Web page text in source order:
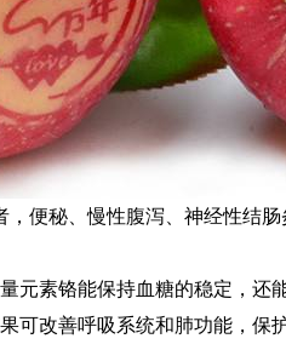
便秘、慢性腹泻、神经性结
元素铬能保持血糖的稳定，还
可改善呼吸系统和肺功能，保